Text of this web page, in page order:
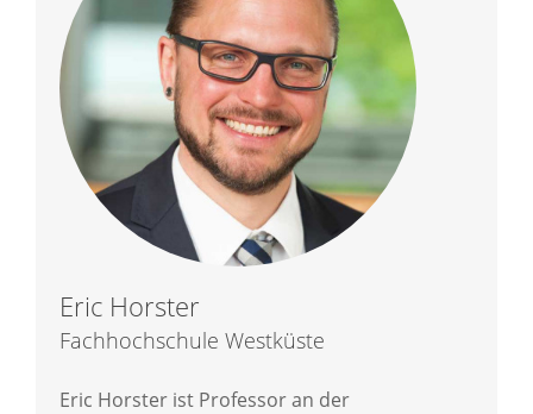
Eric Horster
Fachhochschule Westküste
Eric Horster ist Professor an der